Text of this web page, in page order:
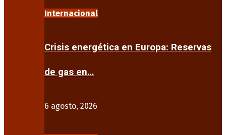
Internacional
Crisis energética en Europa: Reservas
de gas en…
6 agosto, 2026